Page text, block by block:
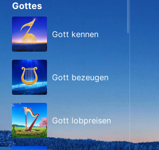
Gottes
Gott kennen
Gott bezeugen
Gott lobpreisen